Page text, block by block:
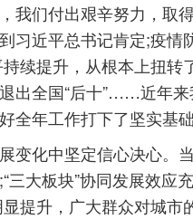
我们付出艰辛努力，取
习近平总书记肯定;疫情
续提升，从根本上扭转
出全国“后十”……近年
全年工作打下了坚实基础
化中坚定信心决心。当
三大板块”协同发展效应
提升，广大群众对城市